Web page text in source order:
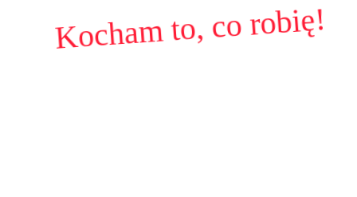
Kocham to, co robię!